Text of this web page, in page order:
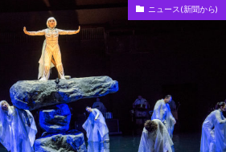
ニュース(新聞から)